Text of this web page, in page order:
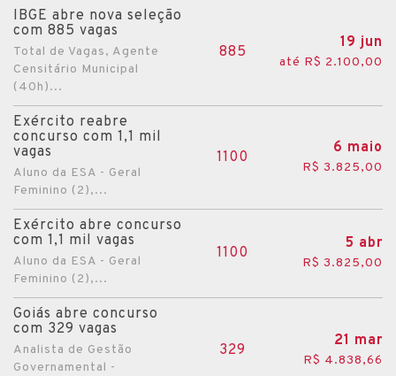
IBGE abre nova seleção
com 885 vagas
Total de Vagas, Agente
Censitário Municipal
(40h)...
885
19 jun
até R$ 2.100,00
Exército reabre
concurso com 1,1 mil
vagas
Aluno da ESA - Geral
Feminino (2),...
1100
6 maio
R$ 3.825,00
Exército abre concurso
com 1,1 mil vagas
Aluno da ESA - Geral
Feminino (2),...
1100
5 abr
R$ 3.825,00
Goiás abre concurso
com 329 vagas
Analista de Gestão
Governamental -
329
21 mar
R$ 4.838,66